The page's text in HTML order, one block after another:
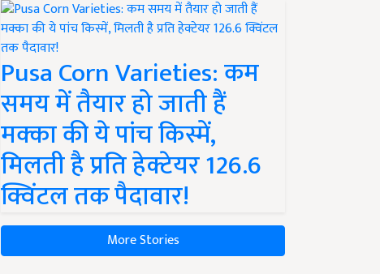
Pusa Corn Varieties: कम
समय में तैयार हो जाती हैं
मक्का की ये पांच किस्में,
मिलती है प्रति हेक्टेयर 126.6
क्विंटल तक पैदावार!
More Stories